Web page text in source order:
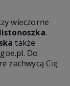
wieczorne
listonoszka.
także
Do
zachwycą Cię